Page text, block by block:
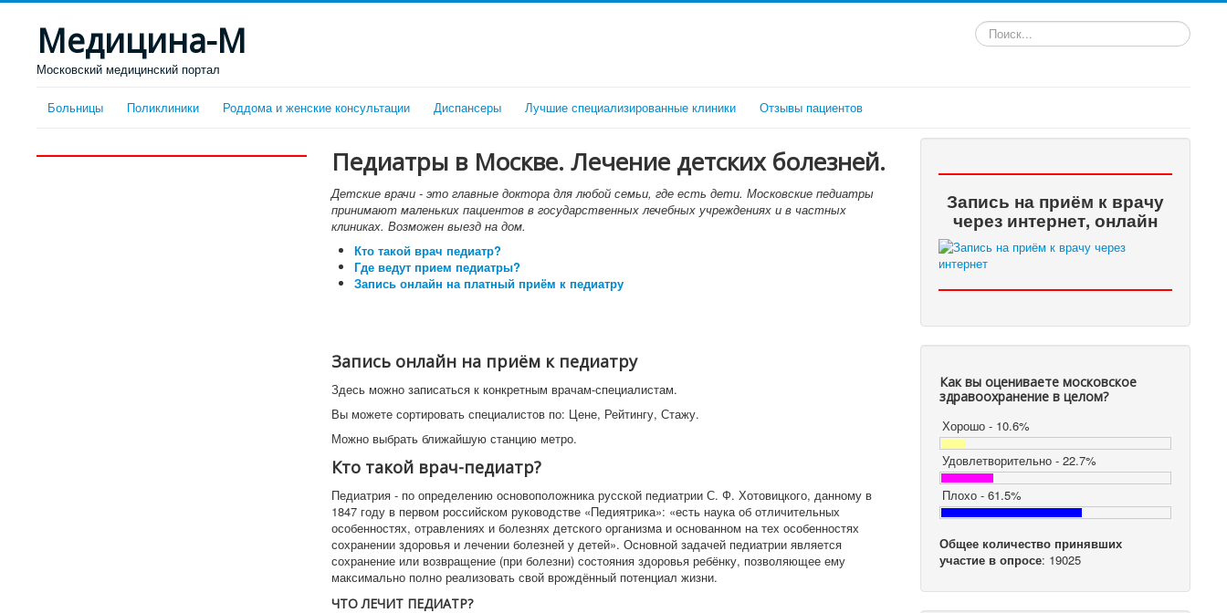
Медицина-М
Московский медицинский портал
Искать...
Больницы Поликлиники Роддома и женские консультации Диспансеры Лучшие специализированные клиники Отзывы пациентов
Педиатры в Москве. Лечение детских болезней.
Детские врачи - это главные доктора для любой семьи, где есть дети. Московские педиатры
принимают маленьких пациентов в государственных лечебных учреждениях и в частных
клиниках. Возможен выезд на дом.
Кто такой врач педиатр?
Где ведут прием педиатры?
Запись онлайн на платный приём к педиатру
Запись онлайн на приём к педиатру
Здесь можно записаться к конкретным врачам-специалистам.
Вы можете сортировать специалистов по: Цене, Рейтингу, Стажу.
Можно выбрать ближайшую станцию метро.
Кто такой врач-педиатр?
Педиатрия - по определению основоположника русской педиатрии С. Ф. Хотовицкого, данному в
1847 году в первом российском руководстве «Педиятрика»: «есть наука об отличительных
особенностях, отравлениях и болезнях детского организма и основанном на тех особенностях
сохранении здоровья и лечении болезней у детей». Основной задачей педиатрии является
сохранение или возвращение (при болезни) состояния здоровья ребёнку, позволяющее ему
максимально полно реализовать свой врождённый потенциал жизни.
ЧТО ЛЕЧИТ ПЕДИАТР?
Запись на приём к врачу
через интернет, онлайн
Как вы оцениваете московское
здравоохранение в целом?
Хорошо - 10.6%
Удовлетворительно - 22.7%
Плохо - 61.5%
Общее количество принявших
участие в опросе: 19025